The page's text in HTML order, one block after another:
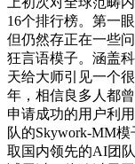
16个排行榜。第一
但仍然存正在一些
狂言语模子。涵盖
天给大师引见一个
年，相信良多人都
申请成功的用户利
队的Skywork-MM
取国内领先的AI团